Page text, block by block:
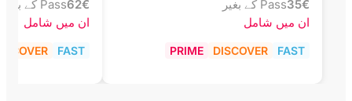
€
35Pass کے بغیر
ان میں شامل
FAST
DISCOVER
PRIME
€
62Pass کے بغیر
ان میں شامل
FAST